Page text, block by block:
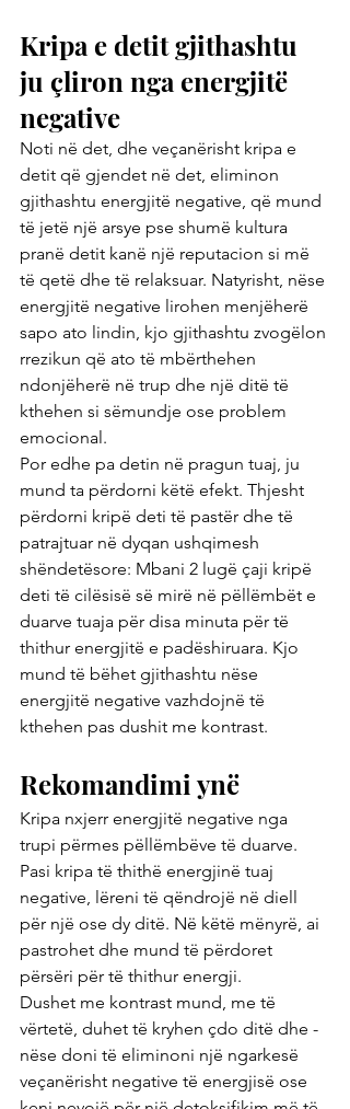
Kripa e detit gjithashtu
ju çliron nga energjitë
negative
Noti në det, dhe veçanërisht kripa e
detit që gjendet në det, eliminon
gjithashtu energjitë negative, që mund
të jetë një arsye pse shumë kultura
pranë detit kanë një reputacion si më
të qetë dhe të relaksuar. Natyrisht, nëse
energjitë negative lirohen menjëherë
sapo ato lindin, kjo gjithashtu zvogëlon
rrezikun që ato të mbërthehen
ndonjëherë në trup dhe një ditë të
kthehen si sëmundje ose problem
emocional.
Por edhe pa detin në pragun tuaj, ju
mund ta përdorni këtë efekt. Thjesht
përdorni kripë deti të pastër dhe të
patrajtuar në dyqan ushqimesh
shëndetësore: Mbani 2 lugë çaji kripë
deti të cilësisë së mirë në pëllëmbët e
duarve tuaja për disa minuta për të
thithur energjitë e padëshiruara. Kjo
mund të bëhet gjithashtu nëse
energjitë negative vazhdojnë të
kthehen pas dushit me kontrast.
Rekomandimi ynë
Kripa nxjerr energjitë negative nga
trupi përmes pëllëmbëve të duarve.
Pasi kripa të thithë energjinë tuaj
negative, lëreni të qëndrojë në diell
për një ose dy ditë. Në këtë mënyrë, ai
pastrohet dhe mund të përdoret
përsëri për të thithur energji.
Dushet me kontrast mund, me të
vërtetë, duhet të kryhen çdo ditë dhe -
nëse doni të eliminoni një ngarkesë
veçanërisht negative të energjisë ose